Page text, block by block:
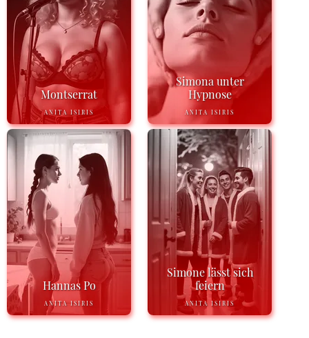
Montserrat
ANITA ISIRIS
Simona unter
Hypnose
ANITA ISIRIS
Hannas Po
ANITA ISIRIS
Simone lässt sich
feiern
ANITA ISIRIS